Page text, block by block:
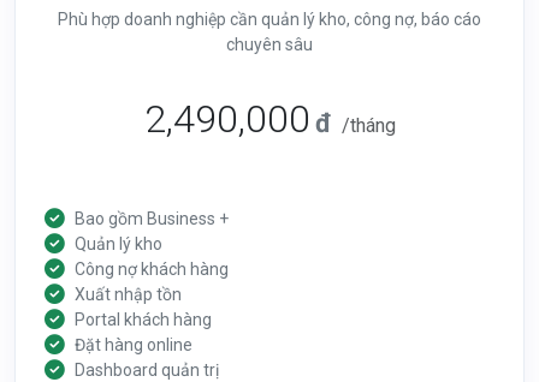
Phù hợp doanh nghiệp cần quản lý kho, công nợ, báo cáo
chuyên sâu
2,490,000 đ /tháng
Bao gồm Business +
Quản lý kho
Công nợ khách hàng
Xuất nhập tồn
Portal khách hàng
Đặt hàng online
Dashboard quản trị